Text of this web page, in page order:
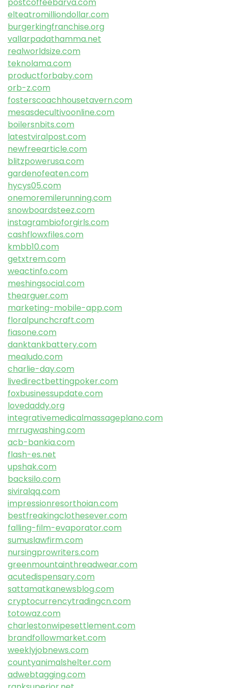
elteatromilliondollar.com
burgerkingfranchise.org
vallarpadathamma.net
realworldsize.com
teknolama.com
productforbaby.com
orb-z.com
fosterscoachhousetavern.com
mesasdecultivoonline.com
boilersnbits.com
latestviralpost.com
newfreearticle.com
blitzpowerusa.com
gardenofeaten.com
hycys05.com
onemoremilerunning.com
snowboardsteez.com
instagrambioforgirls.com
cashflowxfiles.com
kmbb10.com
getxtrem.com
weactinfo.com
meshingsocial.com
thearguer.com
marketing-mobile-app.com
floralpunchcraft.com
fiasone.com
danktankbattery.com
mealudo.com
charlie-day.com
livedirectbettingpoker.com
foxbusinessupdate.com
lovedaddy.org
integrativemedicalmassageplano.com
mrrugwashing.com
acb-bankia.com
flash-es.net
upshak.com
backsilo.com
siviralqq.com
impressionresorthoian.com
bestfreakingclothesever.com
falling-film-evaporator.com
sumuslawfirm.com
nursingprowriters.com
greenmountainthreadwear.com
acutedispensary.com
sattamatkanewsblog.com
cryptocurrencytradingcn.com
totowaz.com
charlestonwipesettlement.com
brandfollowmarket.com
weeklyjobnews.com
countyanimalshelter.com
adwebtagging.com